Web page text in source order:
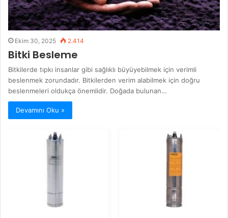
Ekim 30, 2025 2.414
Bitki Besleme
Bitkilerde tıpkı insanlar gibi sağlıklı büyüyebilmek için verimli
beslenmek zorundadır. Bitkilerden verim alabilmek için doğru
beslenmeleri oldukça önemlidir. Doğada bulunan…
Devamını Oku »